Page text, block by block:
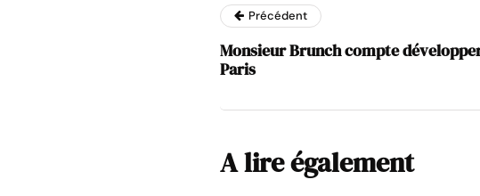
Précédent
Monsieur Brunch compte
Paris
A lire également